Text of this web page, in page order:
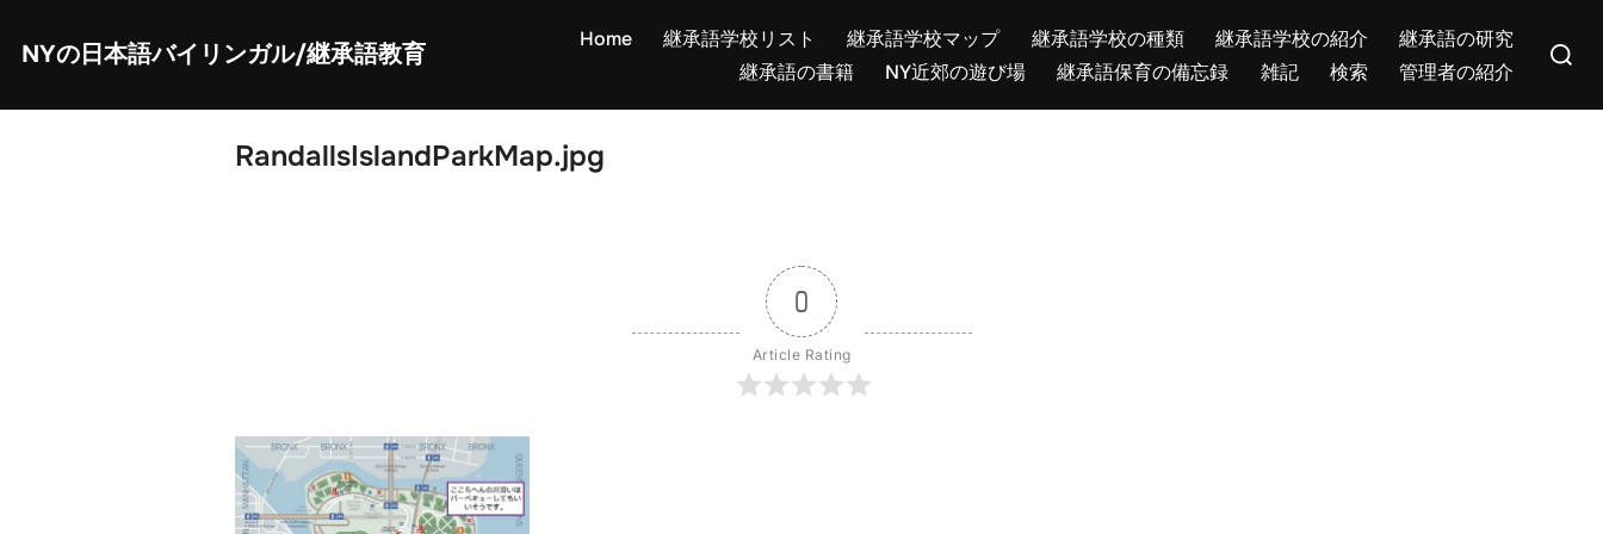
content
NYの日本語バイリンガル/継承語教育
Home 継承語学校リスト 継承語学校マップ 継承語学校の種類 継承語学校の紹介
継承語の研究
継承語の書籍
NY近郊の遊び場 継承語保育の備忘録 雑記 検索 管理者の紹介
for:
RandallsIslandParkMap.jpg
0
Article Rating